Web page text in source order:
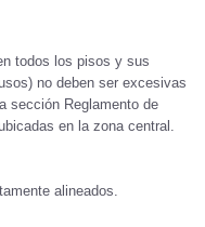
todos los pisos y sus
no deben ser excesivas
sección Reglamento de
en la zona central.
alineados.